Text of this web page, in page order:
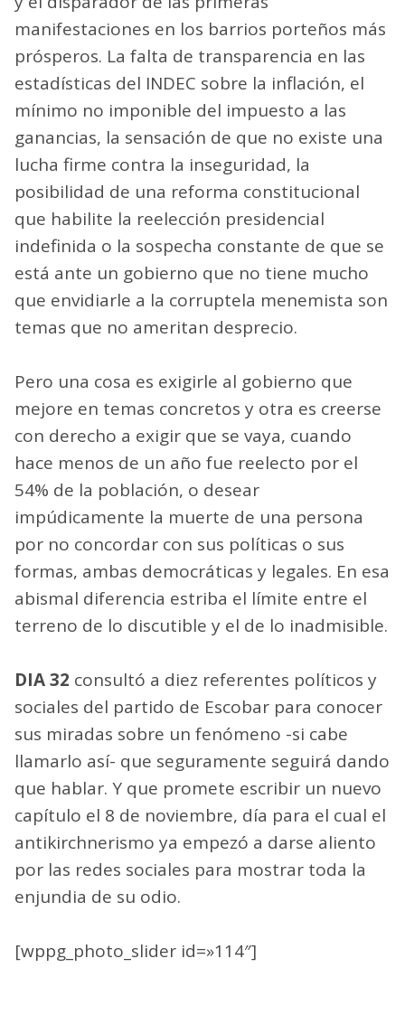
manifestaciones en los barrios porteños más
prósperos. La falta de transparencia en las
estadísticas del INDEC sobre la inflación, el
mínimo no imponible del impuesto a las
ganancias, la sensación de que no existe una
lucha firme contra la inseguridad, la
posibilidad de una reforma constitucional
que habilite la reelección presidencial
indefinida o la sospecha constante de que se
está ante un gobierno que no tiene mucho
que envidiarle a la corruptela menemista son
temas que no ameritan desprecio.
Pero una cosa es exigirle al gobierno que
mejore en temas concretos y otra es creerse
con derecho a exigir que se vaya, cuando
hace menos de un año fue reelecto por el
54% de la población, o desear
impúdicamente la muerte de una persona
por no concordar con sus políticas o sus
formas, ambas democráticas y legales. En esa
abismal diferencia estriba el límite entre el
terreno de lo discutible y el de lo inadmisible.
DIA 32 consultó a diez referentes políticos y
sociales del partido de Escobar para conocer
sus miradas sobre un fenómeno -si cabe
llamarlo así- que seguramente seguirá dando
que hablar. Y que promete escribir un nuevo
capítulo el 8 de noviembre, día para el cual el
antikirchnerismo ya empezó a darse aliento
por las redes sociales para mostrar toda la
enjundia de su odio.
[wppg_photo_slider id=»114″]